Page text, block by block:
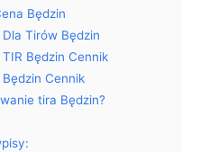
Będzin
Tirów Będzin
Będzin Cennik
Cennik
tira Będzin?